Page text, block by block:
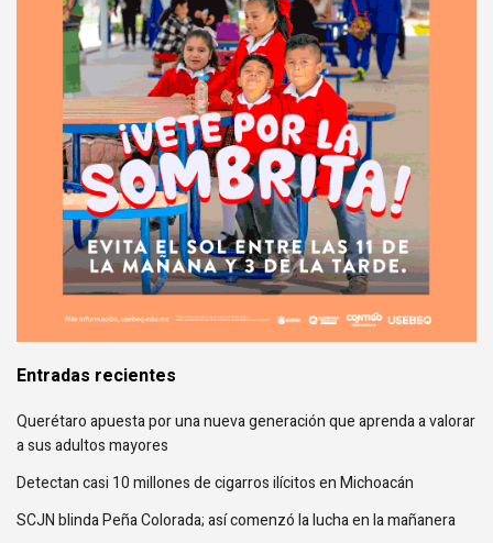
Entradas recientes
Querétaro apuesta por una nueva generación que aprenda a valorar
a sus adultos mayores
Detectan casi 10 millones de cigarros ilícitos en Michoacán
SCJN blinda Peña Colorada; así comenzó la lucha en la mañanera